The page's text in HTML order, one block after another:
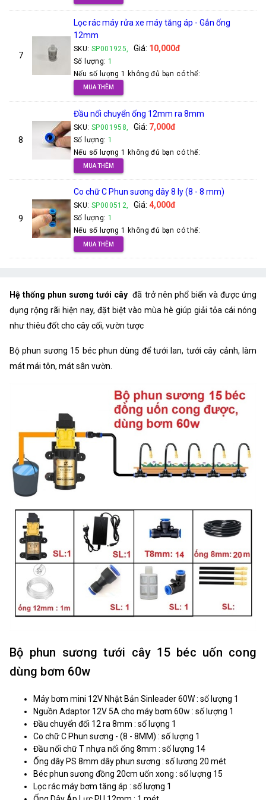
7
Lọc rác máy rửa xe máy tăng áp - Gắn ống
12mm
SKU: SP001925, Giá: 10,000đ
Số lượng: 1
Nếu số lượng 1 không đủ bạn có thể:
MUA THÊM
8
Đầu nối chuyển ống 12mm ra 8mm
SKU: SP001958, Giá: 7,000đ
Số lượng: 1
Nếu số lượng 1 không đủ bạn có thể:
MUA THÊM
9
Co chữ C Phun sương dây 8 ly (8 - 8 mm)
SKU: SP000512, Giá: 4,000đ
Số lượng: 1
Nếu số lượng 1 không đủ bạn có thể:
MUA THÊM
Hệ thống phun sương tưới cây đã trở nên phổ biến và được ứng
dụng rộng rãi hiện nay, đặt biệt vào mùa hè giúp giải tỏa cái nóng
như thiêu đốt cho cây cối, vườn tược
Bộ phun sương 15 béc phun dùng để tưới lan, tưới cây cảnh, làm
mát mái tôn, mát sân vườn.
Bộ phun sương tưới cây 15 béc uốn cong
dùng bơm 60w
Máy bơm mini 12V Nhật Bản Sinleader 60W : số lượng 1
Nguồn Adaptor 12V 5A cho máy bơm 60w : số lượng 1
Đầu chuyển đổi 12 ra 8mm : số lượng 1
Co chữ C Phun sương - (8 - 8MM) : số lượng 1
Đầu nối chữ T nhựa nối ống 8mm : số lượng 14
Ống dây PS 8mm dây phun sương : số lương 20 mét
Béc phun sương đồng 20cm uốn xong : số lượng 15
Lọc rác máy bơm tăng áp : số lượng 1